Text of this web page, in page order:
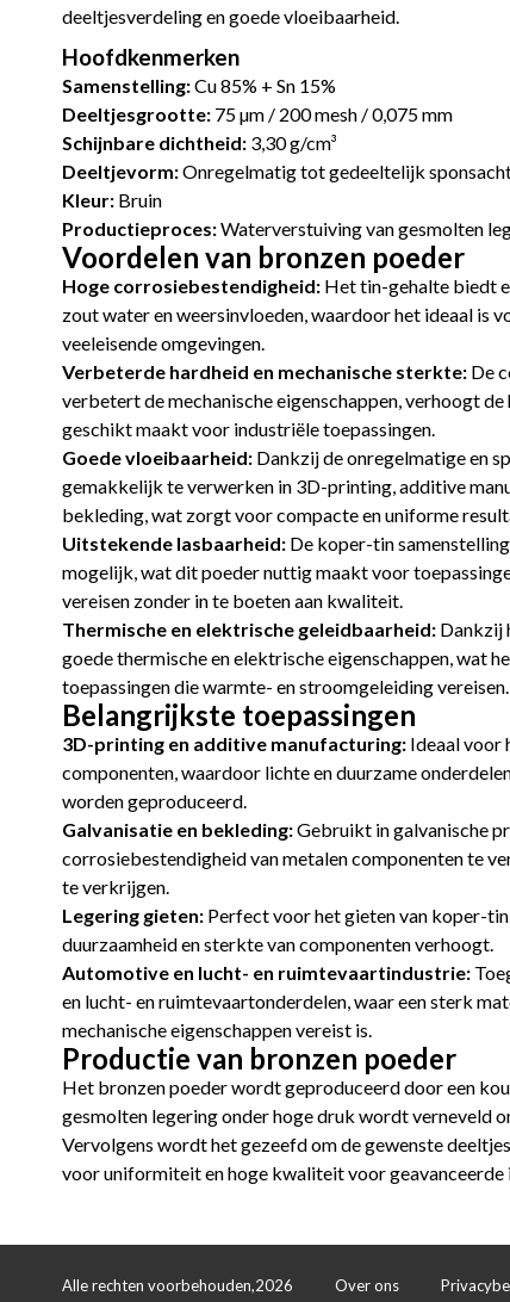
deeltjesverdeling en goede vloeibaarheid.
Hoofdkenmerken
Samenstelling:Cu 85% + Sn 15%
Deeltjesgrootte: 75 µm / 200 mesh / 0,075 mm
Schijnbare dichtheid: 3,30 g/cm³
Deeltjevorm:Onregelmatig tot gedeeltelijk
Kleur: Bruin
Productieproces:Waterverstuiving van gesmolten
Voordelen van bronzen poeder
Hoge corrosiebestendigheid: Het tin-gehalte biedt
zout water en weersinvloeden, waardoor het ideaal is
veeleisende omgevingen.
Verbeterde hardheid en mechanische sterkte: De
verbetert de mechanische eigenschappen, verhoogt
geschikt maakt voor industriële toepassingen.
Goede vloeibaarheid: Dankzij de onregelmatige en
gemakkelijk te verwerken in 3D-printing, additive
bekleding, wat zorgt voor compacte en uniforme
Uitstekende lasbaarheid: De koper-tin
mogelijk, wat dit poeder nuttig maakt voor
vereisen zonder in te boeten aan kwaliteit.
Thermische en elektrische geleidbaarheid: Dankzij
goede thermische en elektrische eigenschappen, wat
toepassingen die warmte- en stroomgeleiding vereisen.
Belangrijkste toepassingen
3D-printing en additive manufacturing: Ideaal voor
componenten, waardoor lichte en duurzame
worden geproduceerd.
Galvanisatie en bekleding:Gebruikt in galvanische
corrosiebestendigheid van metalen componenten te
te verkrijgen.
Legering gieten: Perfect voor het gieten van koper-
duurzaamheid en sterkte van componenten verhoogt.
Automotive en lucht- en ruimtevaartindustrie:
en lucht- en ruimtevaartonderdelen, waar een sterk
mechanische eigenschappen vereist is.
Productie van bronzen poeder
Het bronzen poeder wordt geproduceerd door een
gesmolten legering onder hoge druk wordt verneveld
Vervolgens wordt het gezeefd om de gewenste
voor uniformiteit en hoge kwaliteit voor geavanceerde
Alle rechten voorbehouden,2026 Over ons